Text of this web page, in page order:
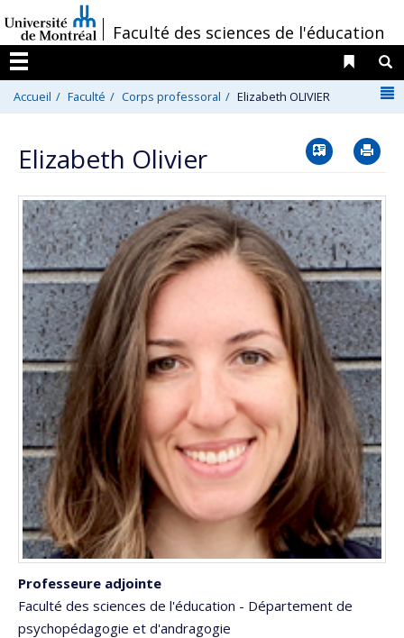
au
contenu
/Faculté des sciences de l'éducation
Menu
Liens
Accueil Faculté Corps professoral Elizabeth OLIVIER
Elizabeth Olivier Vcard
Professeure adjointe
Faculté des sciences de l'éducation - Département de
psychopédagogie et d'andragogie